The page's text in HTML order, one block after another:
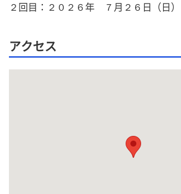
２回目：２０２６年　７月２６日（日）
アクセス